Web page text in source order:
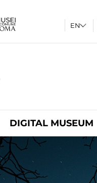
DIGITAL MUSEUM